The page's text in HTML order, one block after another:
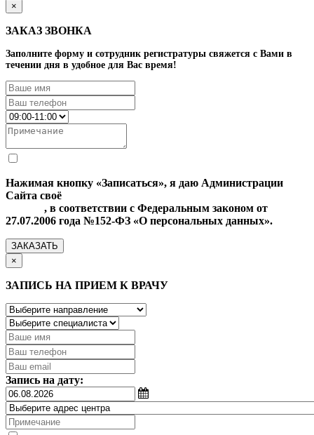
×
ЗАКАЗ ЗВОНКА
Заполните форму и сотрудник регистратуры свяжется с Вами в
течении дня в удобное для Вас время!
Нажимая кнопку «Записаться», я даю Администрации
Сайта своё
, в соответствии с Федеральным законом от
27.07.2006 года №152-ФЗ «О персональных данных».
ЗАКАЗАТЬ
×
ЗАПИСЬ НА ПРИЕМ К ВРАЧУ
Запись на дату: